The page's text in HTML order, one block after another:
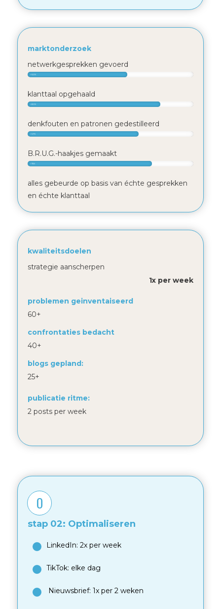
marktonderzoek
netwerkgesprekken gevoerd
+60%
klanttaal opgehaald
+80%
denkfouten en patronen gedestilleerd
+67%
B.R.U.G.-haakjes gemaakt
+75%
alles gebeurde op basis van échte gesprekken
en échte klanttaal
kwaliteitsdoelen
strategie aanscherpen
1x per week
problemen geinventaiseerd
60+
confrontaties bedacht
40+
blogs gepland:
25+
publicatie ritme:
2 posts per week
O
stap 02: Optimaliseren
LinkedIn: 2x per week
TikTok: elke dag
Nieuwsbrief: 1x per 2 weken